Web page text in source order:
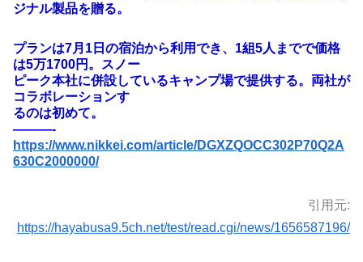
ジナル製品を贈る。
プランは7月1日の宿泊から利用でき、1組5人までで価格
は5万1700円。スノー
ピーク本社に併設しているキャンプ場で提供する。両社が
コラボレーションす
るのは初めて。
———-
https://www.nikkei.com/article/DGXZQOCC302P70Q2A
630C2000000/
引用元:
https://hayabusa9.5ch.net/test/read.cgi/news/1656587196/